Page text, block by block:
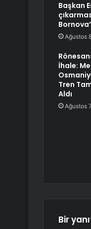
Başkan
Ağustos
İhale:
Tren
Aldı
Ağustos
Bir